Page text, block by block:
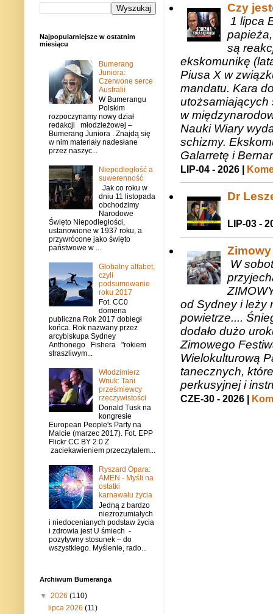
Czy
1 lipca
są
ekskomunikę
Piusa X w
mandatu. Kara
utożsamiających
w
Nauki Wiary
schizmy.
Galarretę i
LIP-04 - 2026 |
Dr
LIP-03 -
W
od Sydney i leży
powietrze....
dodało dużo
Zimowego
Wielokulturową
tanecznych,
perkusyjnej i
CZE-30 - 2026 |
Najpopularniejsze w ostatnim
miesiącu
Bumerang
Juniora:
Czerwone serce
Australii
W Bumerangu
Polskim
rozpoczynamy nowy dział
redakcji młodzieżowej –
Bumerang Juniora . Znajdą się
w nim materiały nadesłane
przez naszyc...
Niepodległość a
suwerenność
Jak co roku w
dniu 11 listopada
obchodzimy
Narodowe
Święto Niepodległości,
ustanowione w 1937 roku, a
przywrócone jako święto
państwowe w ...
Globalny alfabet,
czyli
podsumowanie
roku 2017
Fot. CC0
domena
publiczna Rok 2017 dobiegł
końca. Rok nazwany przez
arcybiskupa Sydney
Anthonego Fishera "rokiem
straszliwym...
Włodzimierz
Wnuk: Tani
prześmiewcy
rzeczywistości
Donald Tusk na
kongresie
European People's Party na
Malcie (marzec 2017). Fot. EPP
Flickr CC BY 2.0 Z
zaciekawieniem przeczytałem...
Ryszard Opara:
AMEN - Myśli na
ostatki
karnawału życia
Jedną z bardzo
niezrozumiałych
i niedocenianych podstaw życia
i zdrowia jest U śmiech -
pozytywny stosunek – do
wszystkiego. Myślenie, rado...
Archiwum Bumeranga
▼ 2026 (110)
lipca 2026(11)